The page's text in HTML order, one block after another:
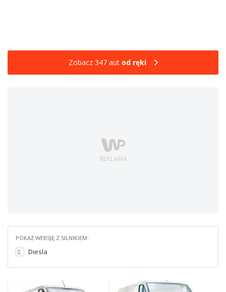
Zobacz 347 aut od ręki
POKAŻ WERSJĘ Z SILNIKIEM:
Diesla